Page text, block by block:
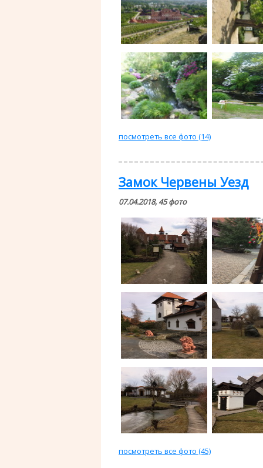
посмотреть все фото (14)
Замок Червены Уезд
07.04.2018, 45 фото
посмотреть все фото (45)